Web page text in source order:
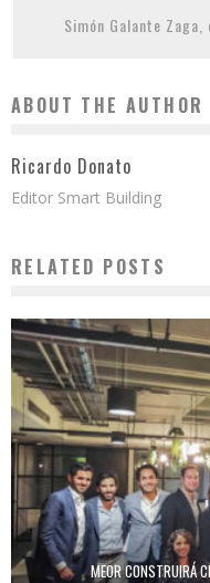
Simón Galante
ABOUT THE AUTHOR
Ricardo Donato
Editor Smart Building
RELATED POSTS
MEOR CONSTRUIRÁ